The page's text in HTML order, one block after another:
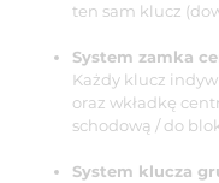
ten sam klucz
System zamka
Każdy klucz
oraz wkładkę
schodową / do
System klucza